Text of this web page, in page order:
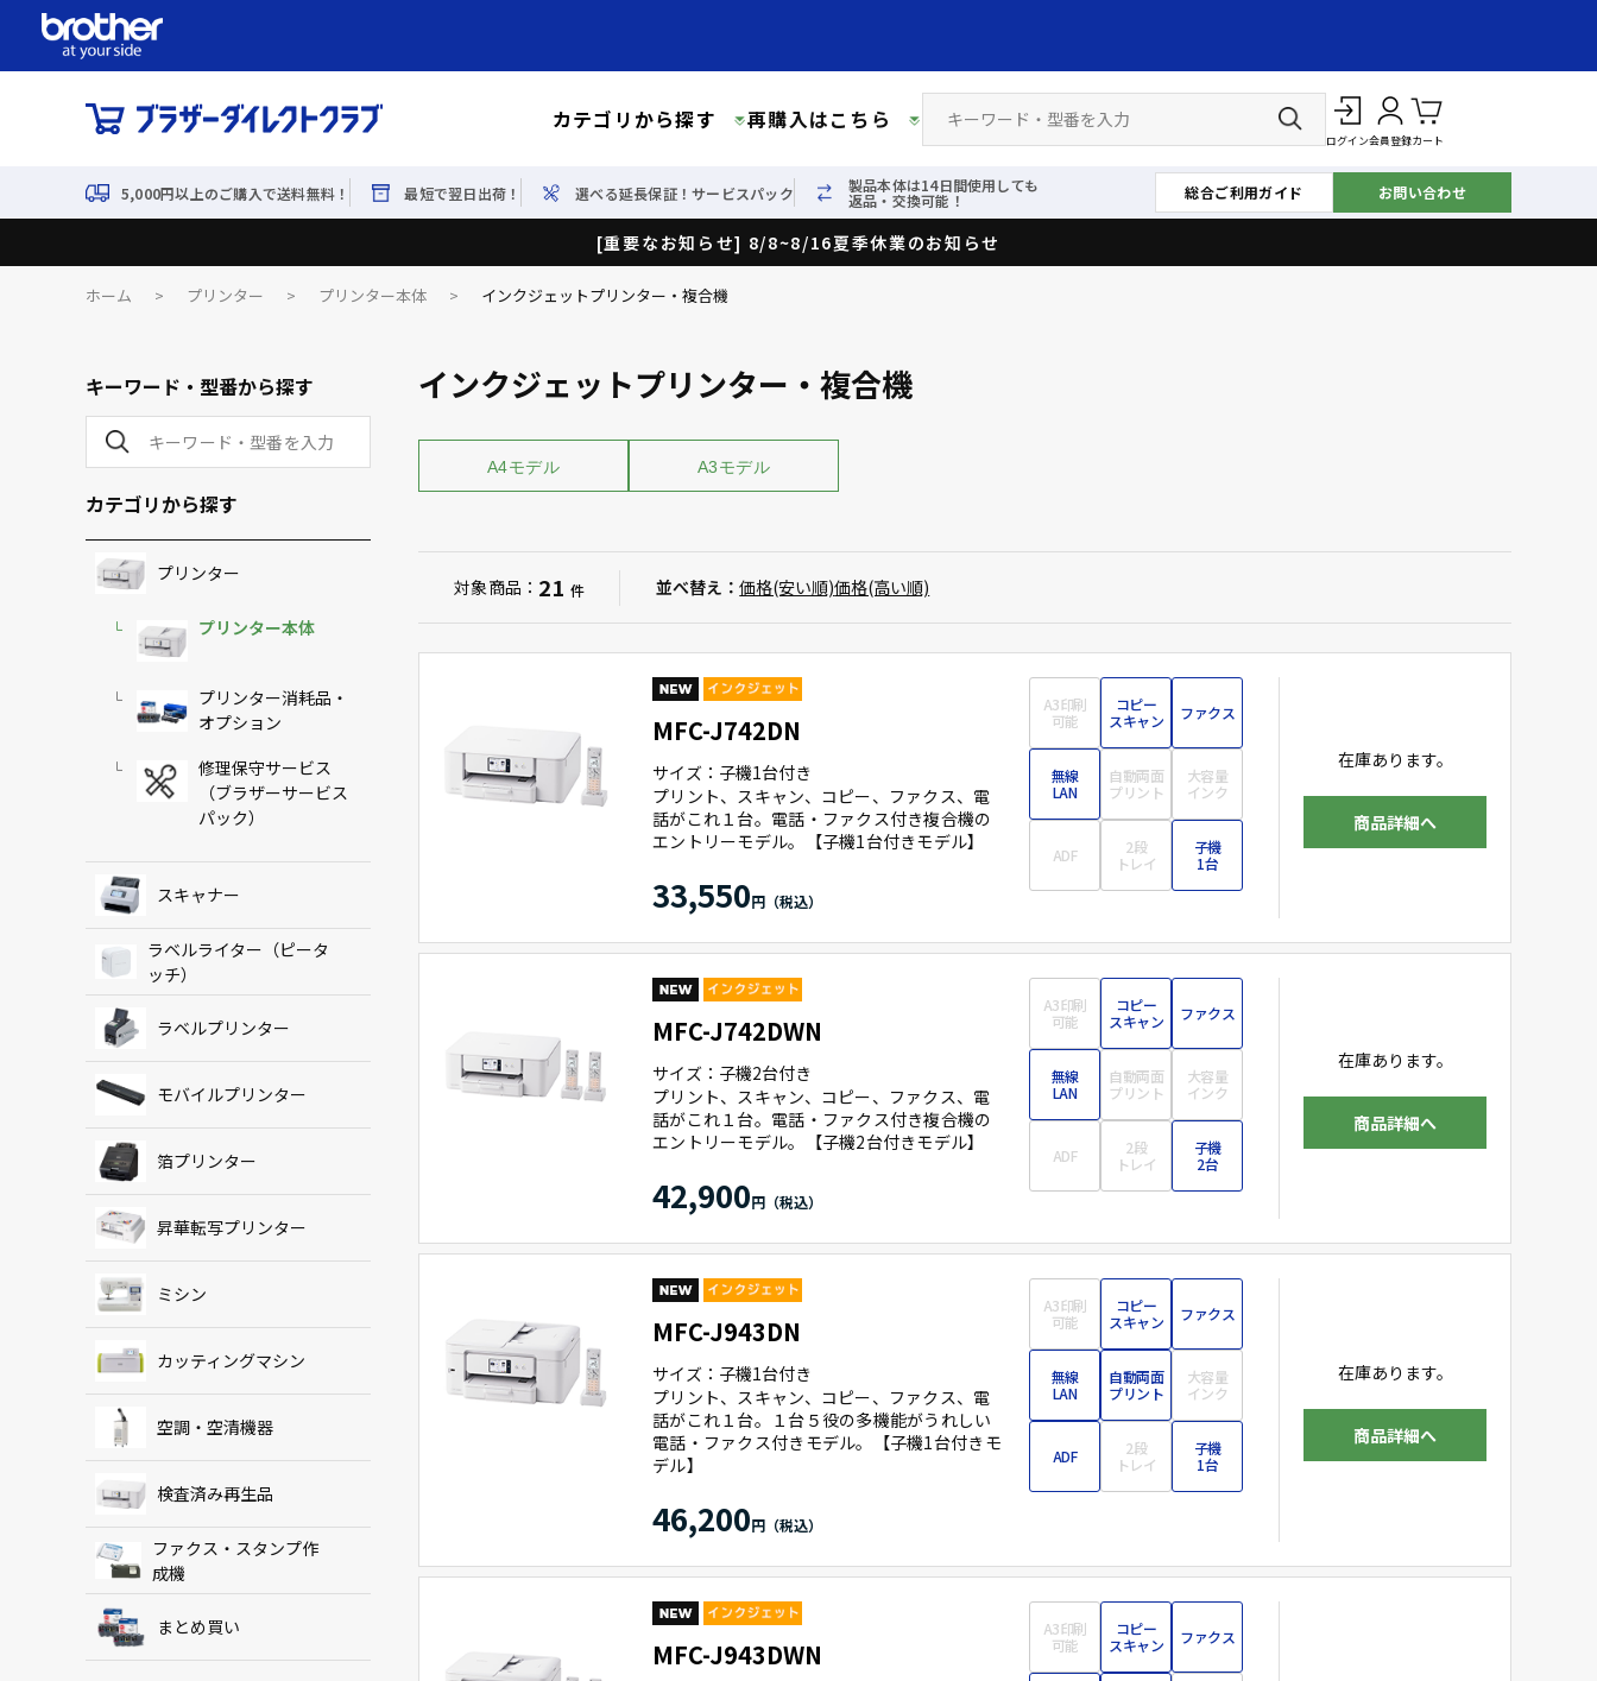
カテゴリから探す 再購入はこちら
ログイン会員登録カート
5,000円以上のご購入で送料無料！ 最短で翌日出荷！ 選べる延長保証！サービスパック 製品本体は14日間使用しても
返品・交換可能！ 総合ご利用ガイド お問い合わせ
[重要なお知らせ] 8/8~8/16夏季休業のお知らせ
ホーム > プリンター > プリンター本体 > インクジェットプリンター・複合機
キーワード・型番から探す
カテゴリから探す
プリンター
プリンター本体
プリンター消耗品・
オプション
修理保守サービス
（ブラザーサービス
パック）
スキャナー
ラベルライター（ピータ
ッチ）
ラベルプリンター
モバイルプリンター
箔プリンター
昇華転写プリンター
ミシン
カッティングマシン
空調・空清機器
検査済み再生品
ファクス・スタンプ作
成機
まとめ買い
インクジェットプリンター・複合機
A4モデル A3モデル
対象商品： 21 件 並べ替え：価格(安い順)価格(高い順)
MFC-J742DN
サイズ：子機1台付き
プリント、スキャン、コピー、ファクス、電
話がこれ１台。電話・ファクス付き複合機の
エントリーモデル。【子機1台付きモデル】
33,550
A3印刷
可能
コピー
スキャン
ファクス
無線
LAN
自動両面
プリント
大容量
インク
ADF
2段
トレイ
子機
1台
在庫あります。
商品詳細へ
MFC-J742DWN
サイズ：子機2台付き
プリント、スキャン、コピー、ファクス、電
話がこれ１台。電話・ファクス付き複合機の
エントリーモデル。【子機2台付きモデル】
42,900
A3印刷
可能
コピー
スキャン
ファクス
無線
LAN
自動両面
プリント
大容量
インク
ADF
2段
トレイ
子機
2台
在庫あります。
商品詳細へ
MFC-J943DN
サイズ：子機1台付き
プリント、スキャン、コピー、ファクス、電
話がこれ１台。１台５役の多機能がうれしい
電話・ファクス付きモデル。【子機1台付きモ
デル】
46,200
A3印刷
可能
コピー
スキャン
ファクス
無線
LAN
自動両面
プリント
大容量
インク
ADF
2段
トレイ
子機
1台
在庫あります。
商品詳細へ
MFC-J943DWN
A3印刷
可能
コピー
スキャン
ファクス